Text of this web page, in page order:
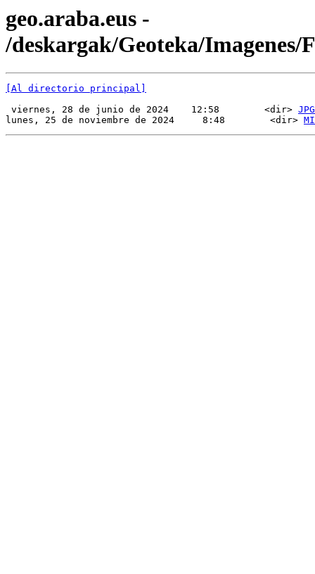
geo.araba.eus -
/deskargak/Geoteka/Imagenes/
[Al directorio principal]
viernes, 28 de junio de 2024    12:58        <dir> JPG
lunes, 25 de noviembre de 2024     8:48        <dir>